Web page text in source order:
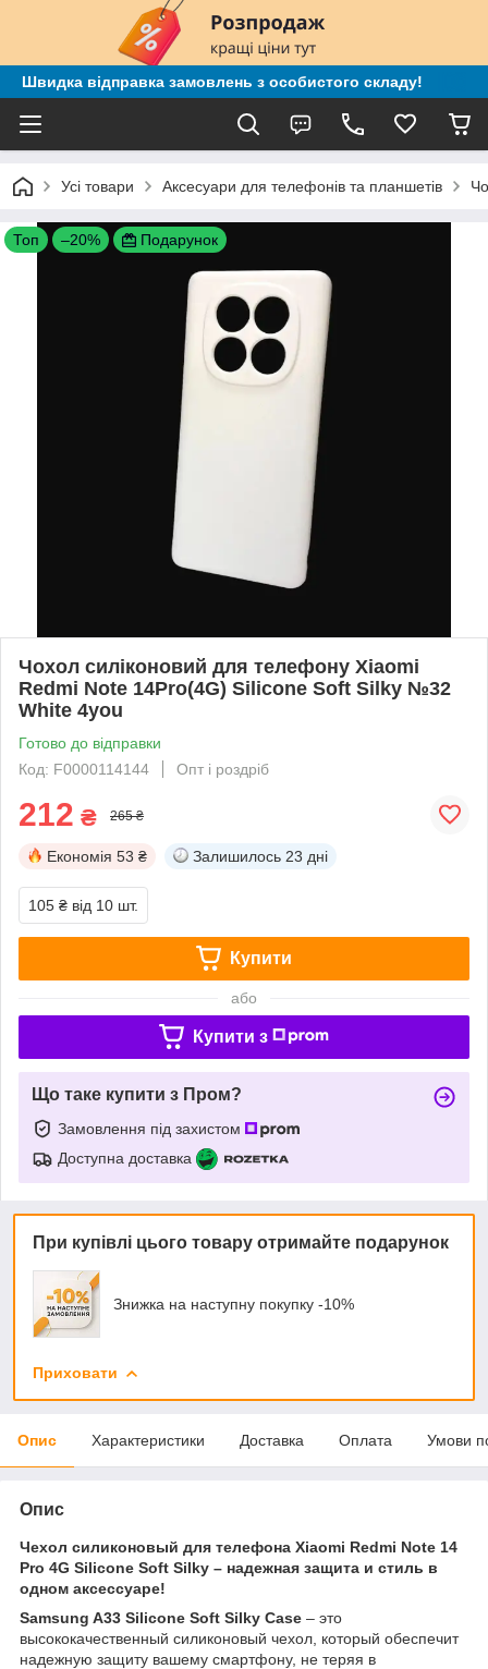
Швидка відправка замовлень з особистого складу!
Усі товари Аксесуари для телефонів та планшетів
Топ –20% Подарунок
Чохол силіконовий для телефону Xiaomi
Redmi Note 14Pro(4G) Silicone Soft Silky №32
White 4you
Готово до відправки
Код: F0000114144
Опт і роздріб
212 ₴ 265 ₴
Економія 53 ₴ Залишилось 23 дні
105 ₴ від 10 шт.
Купити
або
Купити з
Що таке купити з Пром?
Замовлення під захистом
Доступна доставка
При купівлі цього товару отримайте подарунок
Знижка на наступну покупку -10%
Приховати
Опис Характеристики Доставка Оплата Умови
Опис
Чехол силиконовый для телефона Xiaomi Redmi Note 14
Pro 4G Silicone Soft Silky – надежная защита и стиль в
одном аксессуаре!
Samsung A33 Silicone Soft Silky Case – это
высококачественный силиконовый чехол, который обеспечит
надежную защиту вашему смартфону, не теряя в